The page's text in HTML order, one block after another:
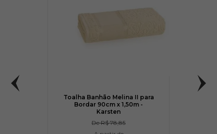
Toalha Banhão Melina II para
Bordar 90cm x 1,50m -
Karsten
DeR$ 78,85